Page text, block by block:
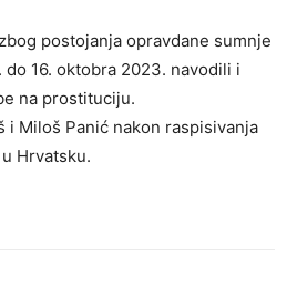
postojanja opravdane sumnje
16. oktobra 2023. navodili i
na prostituciju.
i Miloš Panić nakon raspisivanja
Hrvatsku.